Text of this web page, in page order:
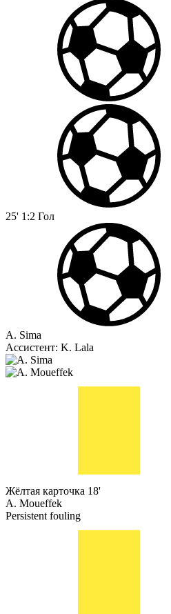
25' 1:2 Гол
A. Sima
Ассистент: K. Lala
Жёлтая карточка 18'
A. Moueffek
Persistent fouling